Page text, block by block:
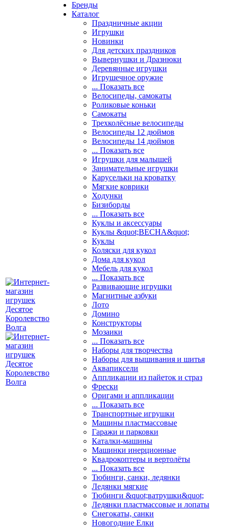
Бренды
Каталог
Праздничные акции
Игрушки
Новинки
Для детских праздников
Вывернушки и Дразнюки
Деревянные игрушки
Игрушечное оружие
... Показать все
Велосипеды, самокаты
Роликовые коньки
Самокаты
Трехколёсные велосипеды
Велосипеды 12 дюймов
Велосипеды 14 дюймов
... Показать все
Игрушки для малышей
Занимательные игрушки
Карусельки на кроватку
Мягкие коврики
Ходунки
Бизиборды
... Показать все
Куклы и аксессуары
Куклы &quot;ВЕСНА&quot;
Куклы
Коляски для кукол
Дома для кукол
Мебель для кукол
... Показать все
Развивающие игрушки
Магнитные азбуки
Лото
Домино
Конструкторы
Мозаики
... Показать все
Наборы для творчества
Наборы для вышивания и шитья
Аквапиксели
Аппликации из пайеток и страз
Фрески
Оригами и аппликации
... Показать все
Транспортные игрушки
Машины пластмассовые
Гаражи и парковки
Каталки-машины
Машинки инерционные
Квадрокоптеры и вертолёты
... Показать все
Тюбинги, санки, ледянки
Ледянки мягкие
Тюбинги &quot;ватрушки&quot;
Ледянки пластмассовые и лопаты
Снегокаты, санки
Новогодние Елки